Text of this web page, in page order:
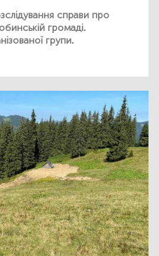
справи про
громаді.
групи.